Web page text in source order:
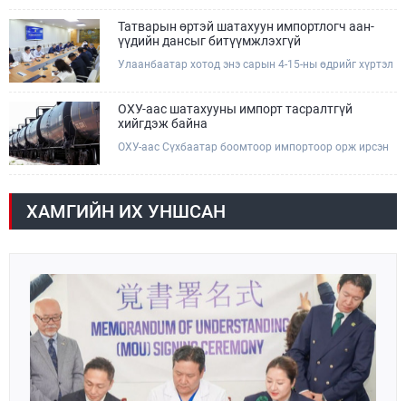
захиргааны байгууллага, албан тушаалтанд 2025,
2026 оны эхний хагас жилийн байдлаар иргэдээс
ирсэн өргөдөл, гомдлын шийдвэрлэлтийн тайлан
мэдээллийг сонслоо.
Татварын өртэй шатахуун импортлогч аан-
үүдийн дансыг битүүмжлэхгүй
Улаанбаатар хотод энэ сарын 4-15-ны өдрийг хүртэл
шатахуун түгээх станцуудын өдрийн борлуулалт хоёр
дахин буурч нэг машиныг цэнэглэх хурд нэмэгдсэн
танилцууллаа.
ОХУ-аас шатахууны импорт тасралтгүй
хийгдэж байна
ОХУ-аас Сүхбаатар боомтоор импортоор орж ирсэн
АИ-92 автобензин орж иржээ.
ХАМГИЙН ИХ УНШСАН